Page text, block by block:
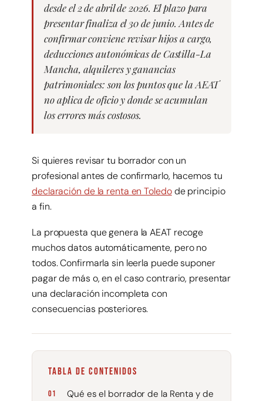
desde el 2 de abril de 2026. El plazo para
presentar finaliza el 30 de junio. Antes de
confirmar conviene revisar hijos a cargo,
deducciones autonómicas de Castilla-La
Mancha, alquileres y ganancias
patrimoniales: son los puntos que la AEAT
no aplica de oficio y donde se acumulan
los errores más costosos.
Si quieres revisar tu borrador con un
profesional antes de confirmarlo, hacemos tu
declaración de la renta en Toledode principio
a fin.
La propuesta que genera la AEAT recoge
muchos datos automáticamente, pero no
todos. Confirmarla sin leerla puede suponer
pagar de más o, en el caso contrario, presentar
una declaración incompleta con
consecuencias posteriores.
TABLA DE CONTENIDOS
Qué es el borrador de la Renta y de